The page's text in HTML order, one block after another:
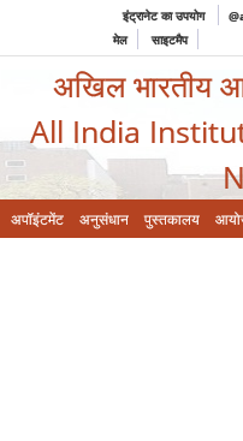
इंट्रानेट का उपयोग
मेल
साइटमैप
अखिल भारतीय
All India
अपॉइंटमेंट अनुसंधान पुस्तकालय